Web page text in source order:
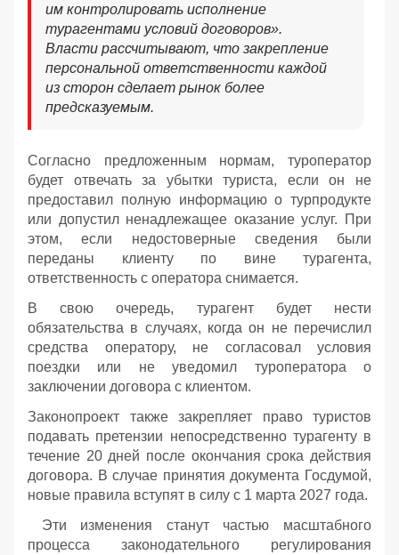
им контролировать исполнение
турагентами условий договоров».
Власти рассчитывают, что закрепление
персональной ответственности каждой
из сторон сделает рынок более
предсказуемым.
Согласно предложенным нормам, туроператор
будет отвечать за убытки туриста, если он не
предоставил полную информацию о турпродукте
или допустил ненадлежащее оказание услуг. При
этом, если недостоверные сведения были
переданы клиенту по вине турагента,
ответственность с оператора снимается.
В свою очередь, турагент будет нести
обязательства в случаях, когда он не перечислил
средства оператору, не согласовал условия
поездки или не уведомил туроператора о
заключении договора с клиентом.
Законопроект также закрепляет право туристов
подавать претензии непосредственно турагенту в
течение 20 дней после окончания срока действия
договора. В случае принятия документа Госдумой,
новые правила вступят в силу с 1 марта 2027 года.
Эти изменения станут частью масштабного
процесса законодательного регулирования